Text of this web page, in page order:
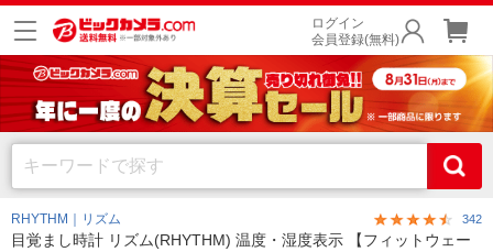
ログイン
会員登録(無料)
RHYTHM｜リズム 342
目覚まし時計 リズム(RHYTHM) 温度・湿度表示 【フィットウェー